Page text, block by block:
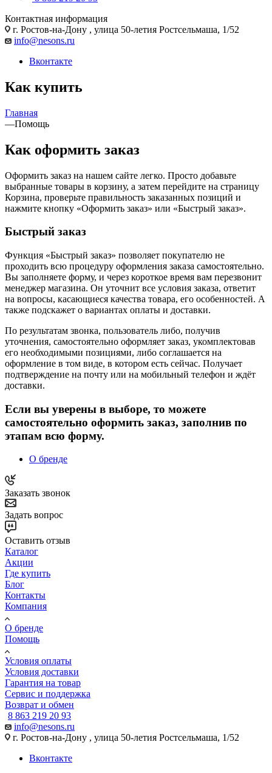
Контактная информация
г. Ростов-на-Дону , улица 50-летия Ростсельмаша, 1/52
info@nesons.ru
Вконтакте
Как купить
Главная
—Помощь
Как оформить заказ
Оформить заказ на нашем сайте легко. Просто добавьте
выбранные товары в корзину, а затем перейдите на страницу
Корзина, проверьте правильность заказанных позиций и
нажмите кнопку «Оформить заказ» или «Быстрый заказ».
Быстрый заказ
Функция «Быстрый заказ» позволяет покупателю не
проходить всю процедуру оформления заказа самостоятельно.
Вы заполняете форму, и через короткое время вам перезвонит
менеджер магазина. Он уточнит все условия заказа, ответит
на вопросы, касающиеся качества товара, его особенностей. А
также подскажет о вариантах оплаты и доставки.
По результатам звонка, пользователь либо, получив
уточнения, самостоятельно оформляет заказ, укомплектовав
его необходимыми позициями, либо соглашается на
оформление в том виде, в котором есть сейчас. Получает
подтверждение на почту или на мобильный телефон и ждёт
доставки.
Если вы уверены в выборе, то можете
самостоятельно оформить заказ, заполнив по
этапам всю форму.
О бренде
Заказать звонок
Задать вопрос
Оставить отзыв
Каталог
Акции
Где купить
Блог
Контакты
Компания
О бренде
Помощь
Условия оплаты
Условия доставки
Гарантия на товар
Сервис и поддержка
Возврат и обмен
8 863 219 20 93
info@nesons.ru
г. Ростов-на-Дону , улица 50-летия Ростсельмаша, 1/52
Вконтакте